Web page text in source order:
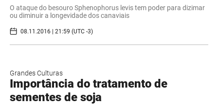
O ataque do besouro Sphenophorus levis tem poder para dizimar
ou diminuir a longevidade dos canaviais
08.11.2016 | 21:59 (UTC -3)
Grandes Culturas
Importância do tratamento de
sementes de soja